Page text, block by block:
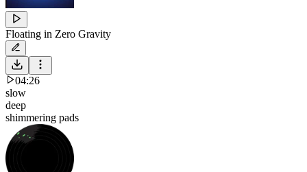
Floating in Zero Gravity
04:26
slow
deep
shimmering pads